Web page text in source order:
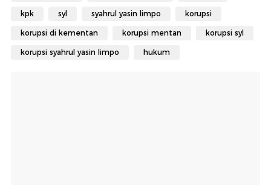
kpk syl syahrul yasin limpo korupsi
korupsi di kementan korupsi mentan korupsi syl
korupsi syahrul yasin limpo hukum